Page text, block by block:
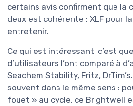
certains avis confirment que la
deux est cohérente : XLF pour
entretenir.
Ce qui est intéressant, c’est
d’utilisateurs l’ont comparé à
Seachem Stability, Fritz,
souvent dans le même sens :
fouet » au cycle, ce Brightwell